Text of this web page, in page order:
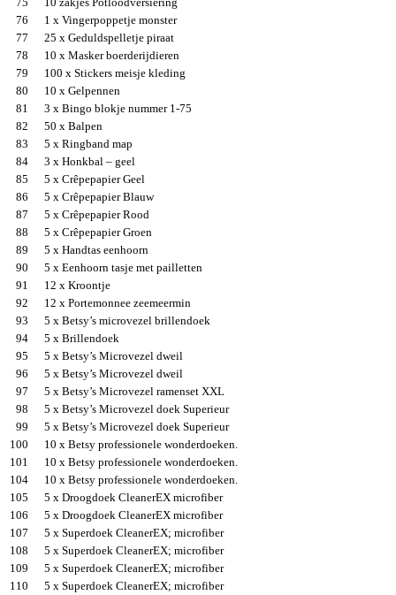
76
1 x Vingerpoppetje monster
77
25 x Geduldspelletje piraat
78
10 x Masker boerderijdieren
79
100 x Stickers meisje kleding
80
10 x Gelpennen
81
3 x Bingo blokje nummer 1-75
82
50 x Balpen
83
5 x Ringband map
84
3 x Honkbal – geel
85
5 x Crêpepapier Geel
86
5 x Crêpepapier Blauw
87
5 x Crêpepapier Rood
88
5 x Crêpepapier Groen
89
5 x Handtas eenhoorn
90
5 x Eenhoorn tasje met pailletten
91
12 x Kroontje
92
12 x Portemonnee zeemeermin
93
5 x Betsy’s microvezel brillendoek
94
5 x Brillendoek
95
5 x Betsy’s Microvezel dweil
96
5 x Betsy’s Microvezel dweil
97
5 x Betsy’s Microvezel ramenset XXL
98
5 x Betsy’s Microvezel doek Superieur
99
5 x Betsy’s Microvezel doek Superieur
100
10 x Betsy professionele wonderdoeken.
101
10 x Betsy professionele wonderdoeken.
104
10 x Betsy professionele wonderdoeken.
105
5 x Droogdoek CleanerEX microfiber
106
5 x Droogdoek CleanerEX microfiber
107
5 x Superdoek CleanerEX; microfiber
108
5 x Superdoek CleanerEX; microfiber
109
5 x Superdoek CleanerEX; microfiber
110
5 x Superdoek CleanerEX; microfiber